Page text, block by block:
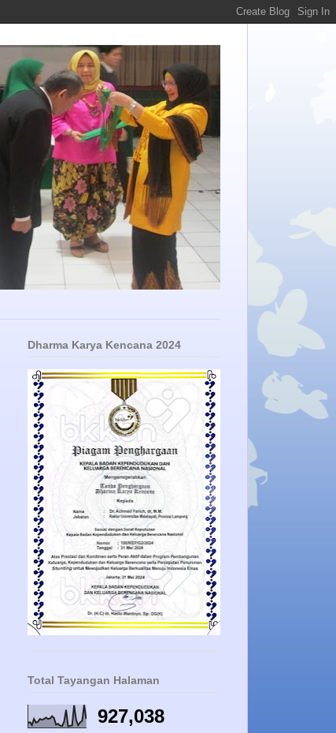
Dharma Karya Kencana 2024
Total Tayangan Halaman
927,038